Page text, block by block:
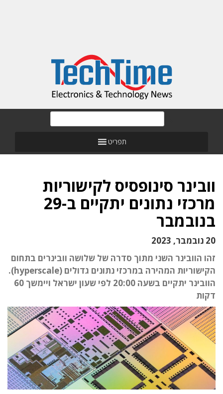
תפריט
וובינר סינופסיס לקישוריות
מרכזי נתונים יתקיים ב-29
בנובמבר
20 נובמבר, 2023
זהו הוובינר השני מתוך סדרה של שלושה וובינרים בתחום
הקישוריות המהירה במרכזי נתונים גדולים (hyperscale).
הוובינר יתקיים בשעה 20:00 לפי שעון ישראל ויימשך 60
דקות